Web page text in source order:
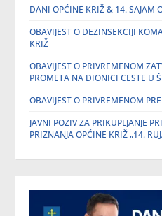
DANI OPĆINE KRIŽ & 14. SAJAM
OBAVIJEST O DEZINSEKCIJI
KRIŽ
OBAVIJEST O PRIVREMENOM
PROMETA NA DIONICI CESTE U
OBAVIJEST O PRIVREMENOM
JAVNI POZIV ZA PRIKUPLJANJE
PRIZNANJA OPĆINE KRIŽ „14.